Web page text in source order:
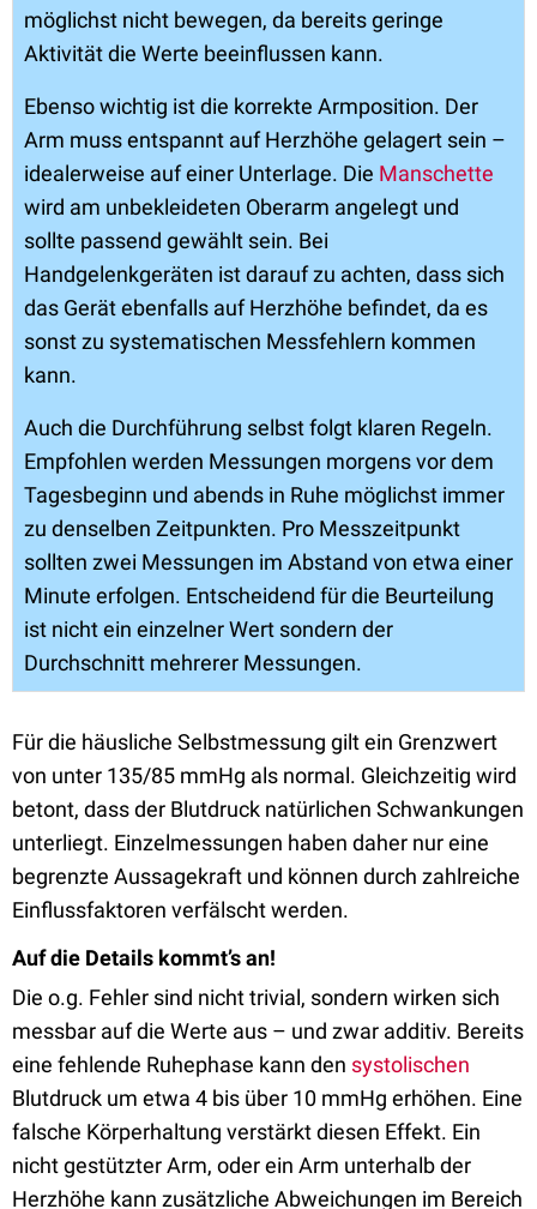
möglichst nicht bewegen, da bereits geringe
Aktivität die Werte beeinflussen kann.
Ebenso wichtig ist die korrekte Armposition. Der
Arm muss entspannt auf Herzhöhe gelagert sein –
idealerweise auf einer Unterlage. Die Manschette
wird am unbekleideten Oberarm angelegt und
sollte passend gewählt sein. Bei
Handgelenkgeräten ist darauf zu achten, dass sich
das Gerät ebenfalls auf Herzhöhe befindet, da es
sonst zu systematischen Messfehlern kommen
kann.
Auch die Durchführung selbst folgt klaren Regeln.
Empfohlen werden Messungen morgens vor dem
Tagesbeginn und abends in Ruhe möglichst immer
zu denselben Zeitpunkten. Pro Messzeitpunkt
sollten zwei Messungen im Abstand von etwa einer
Minute erfolgen. Entscheidend für die Beurteilung
ist nicht ein einzelner Wert sondern der
Durchschnitt mehrerer Messungen.
Für die häusliche Selbstmessung gilt ein Grenzwert
von unter 135/85 mmHg als normal. Gleichzeitig wird
betont, dass der Blutdruck natürlichen Schwankungen
unterliegt. Einzelmessungen haben daher nur eine
begrenzte Aussagekraft und können durch zahlreiche
Einflussfaktoren verfälscht werden.
Auf die Details kommt’s an!
Die o.g. Fehler sind nicht trivial, sondern wirken sich
messbar auf die Werte aus – und zwar additiv. Bereits
eine fehlende Ruhephase kann den systolischen
Blutdruck um etwa 4 bis über 10 mmHg erhöhen. Eine
falsche Körperhaltung verstärkt diesen Effekt. Ein
nicht gestützter Arm, oder ein Arm unterhalb der
Herzhöhe kann zusätzliche Abweichungen im Bereich